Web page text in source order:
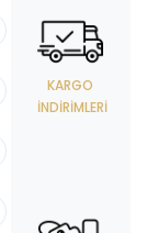
KARGO
İNDIRIMLERI